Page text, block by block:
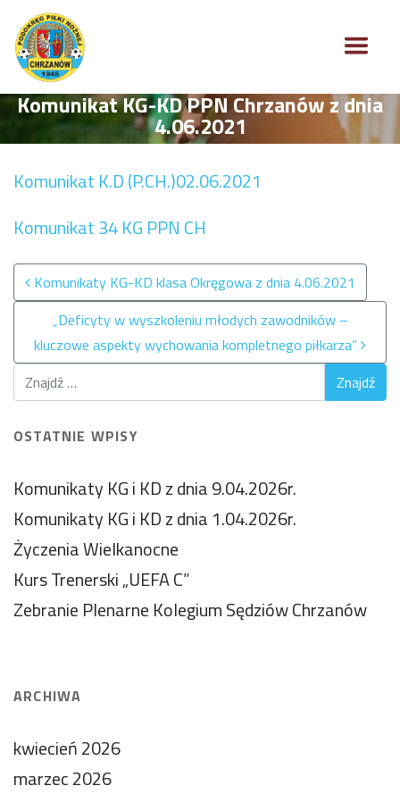
Komunikat KG-KD PPN Chrzanów z dnia
4.06.2021
Komunikat K.D (P.CH.)02.06.2021
Komunikat 34 KG PPN CH
Nawigacja po wpisach
Komunikaty KG-KD klasa Okręgowa z dnia 4.06.2021
„Deficyty w wyszkoleniu młodych zawodników –
kluczowe aspekty wychowania kompletnego piłkarza”
OSTATNIE WPISY
Komunikaty KG i KD z dnia 9.04.2026r.
Komunikaty KG i KD z dnia 1.04.2026r.
Życzenia Wielkanocne
Kurs Trenerski „UEFA C”
Zebranie Plenarne Kolegium Sędziów Chrzanów
ARCHIWA
kwiecień 2026
marzec 2026